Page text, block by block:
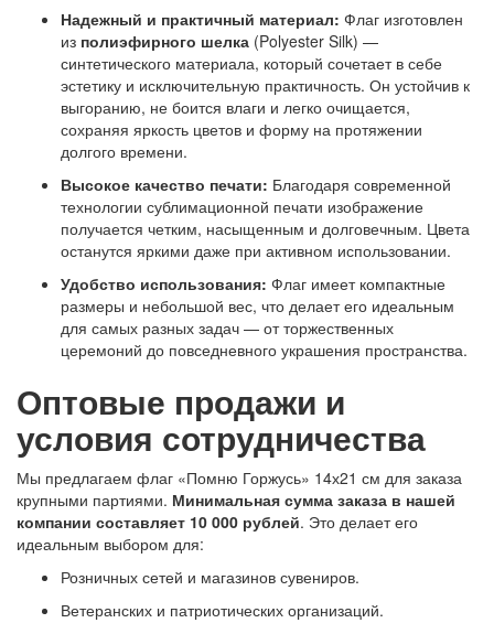
Надежный и практичный материал: Флаг изготовлен
из полиэфирного шелка (Polyester Silk) —
синтетического материала, который сочетает в себе
эстетику и исключительную практичность. Он устойчив к
выгоранию, не боится влаги и легко очищается,
сохраняя яркость цветов и форму на протяжении
долгого времени.
Высокое качество печати: Благодаря современной
технологии сублимационной печати изображение
получается четким, насыщенным и долговечным. Цвета
останутся яркими даже при активном использовании.
Удобство использования: Флаг имеет компактные
размеры и небольшой вес, что делает его идеальным
для самых разных задач — от торжественных
церемоний до повседневного украшения пространства.
Оптовые продажи и
условия сотрудничества
Мы предлагаем флаг «Помню Горжусь» 14х21 см для заказа
крупными партиями. Минимальная сумма заказа в нашей
компании составляет 10 000 рублей. Это делает его
идеальным выбором для:
Розничных сетей и магазинов сувениров.
Ветеранских и патриотических организаций.